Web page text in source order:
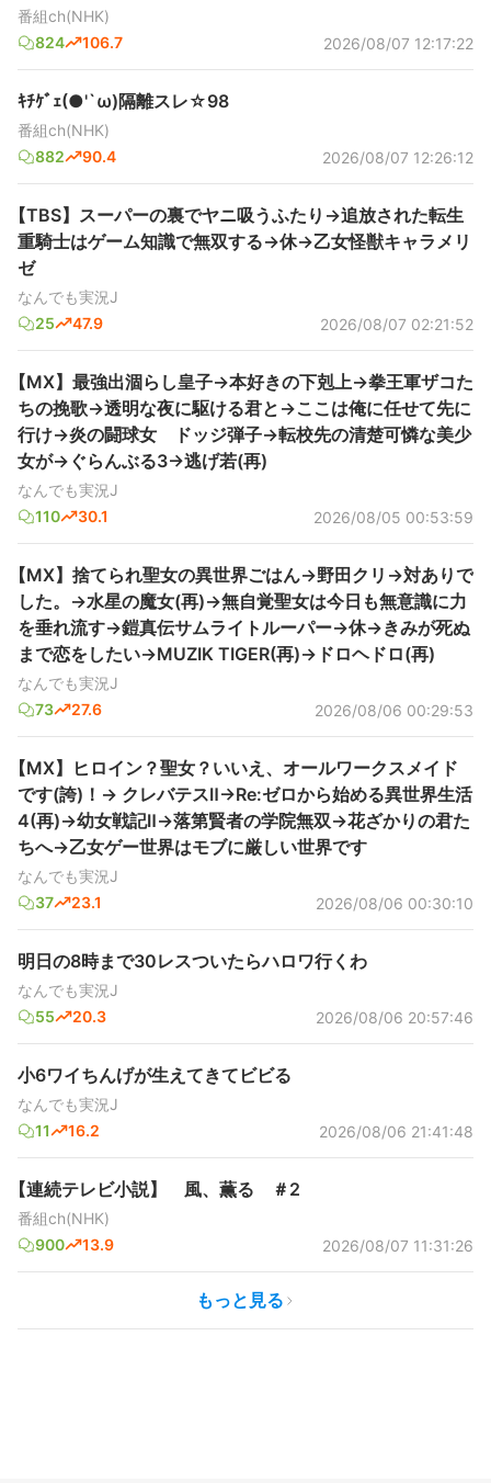
番組ch(NHK)
824
106.7 2026/08/07 12:17:22
ｷﾁｹﾞｪ(●'`ω)隔離スレ☆98
番組ch(NHK)
882
90.4 2026/08/07 12:26:12
【TBS】スーパーの裏でヤニ吸うふたり→追放された転生
重騎士はゲーム知識で無双する→休→乙女怪獣キャラメリ
ゼ
なんでも実況J
25
47.9 2026/08/07 02:21:52
【MX】最強出涸らし皇子→本好きの下剋上→拳王軍ザコた
ちの挽歌→透明な夜に駆ける君と→ここは俺に任せて先に
行け→炎の闘球女 ドッジ弾子→転校先の清楚可憐な美少
女が→ぐらんぶる3→逃げ若(再)
なんでも実況J
110
30.1 2026/08/05 00:53:59
【MX】捨てられ聖女の異世界ごはん→野田クリ→対ありで
した。→水星の魔女(再)→無自覚聖女は今日も無意識に力
を垂れ流す→鎧真伝サムライトルーパー→休→きみが死ぬ
まで恋をしたい→MUZIK TIGER(再)→ドロヘドロ(再)
なんでも実況J
73
27.6 2026/08/06 00:29:53
【MX】ヒロイン？聖女？いいえ、オールワークスメイド
です(誇)！→ クレバテスⅡ→Re:ゼロから始める異世界生活
4(再)→幼女戦記Ⅱ→落第賢者の学院無双→花ざかりの君た
ちへ→乙女ゲー世界はモブに厳しい世界です
なんでも実況J
37
23.1 2026/08/06 00:30:10
明日の8時まで30レスついたらハロワ行くわ
なんでも実況J
55
20.3 2026/08/06 20:57:46
小6ワイちんげが生えてきてビビる
なんでも実況J
11
16.2 2026/08/06 21:41:48
【連続テレビ小説】 風、薫る ＃2
番組ch(NHK)
900
13.9 2026/08/07 11:31:26
もっと見る